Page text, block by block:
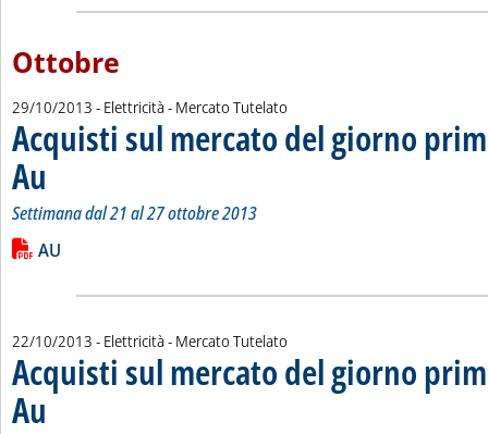
Ottobre
29/10/2013 - Elettricità - Mercato Tutelato
Acquisti sul mercato del giorno
Au . Sottotitolo: Settimana dal 21 al 27 ottobre 2013
. Pubblicata martedì 29 ottobre 2013 alle 15.19.
Settimana dal 21 al 27 ottobre 2013
Leggi tutta la notizia: 'Acquisti sul mercato del giorno prima
Lista allegati PDF alla notizia
AU
22/10/2013 - Elettricità - Mercato Tutelato
Acquisti sul mercato del giorno
Au . Sottotitolo: Settimana dal 14 al 20 ottobre 2013
. Pubblicata martedì 22 ottobre 2013 alle 15.15.